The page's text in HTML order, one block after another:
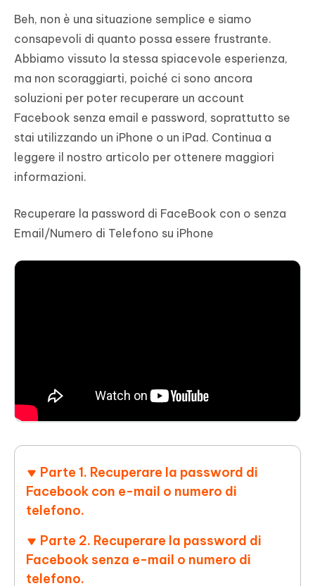
Beh, non è una situazione semplice e siamo
consapevoli di quanto possa essere frustrante.
Abbiamo vissuto la stessa spiacevole esperienza,
ma non scoraggiarti, poiché ci sono ancora
soluzioni per poter recuperare un account
Facebook senza email e password, soprattutto se
stai utilizzando un iPhone o un iPad. Continua a
leggere il nostro articolo per ottenere maggiori
informazioni.
Recuperare la password di FaceBook con o senza
Email/Numero di Telefono su iPhone
Parte 1. Recuperare la password di
Facebook con e-mail o numero di
telefono.
Parte 2. Recuperare la password di
Facebook senza e-mail o numero di
telefono.